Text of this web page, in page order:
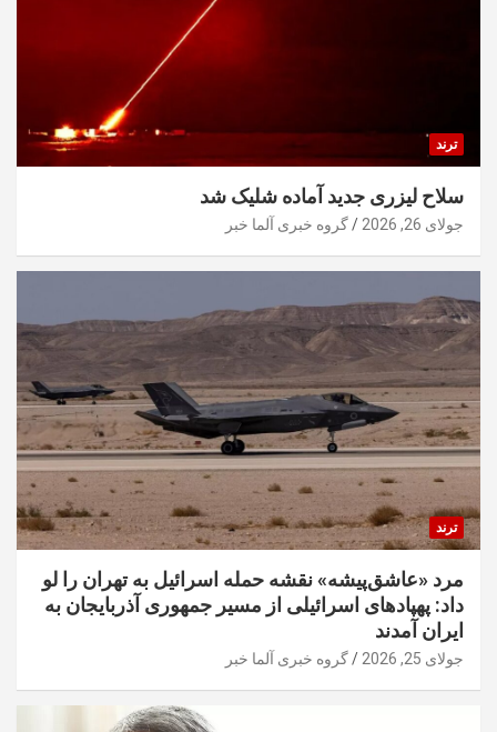
ترند
سلاح لیزری جدید آماده شلیک شد
جولای 26, 2026 گروه خبری آلما خبر
ترند
مرد «عاشق‌پیشه» نقشه حمله اسرائیل به تهران را لو
داد: پهپادهای اسرائیلی از مسیر جمهوری آذربایجان به
ایران آمدند
جولای 25, 2026 گروه خبری آلما خبر